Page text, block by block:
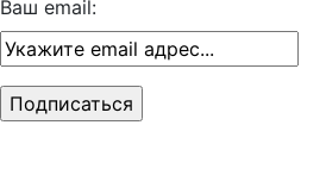
Ваш email: